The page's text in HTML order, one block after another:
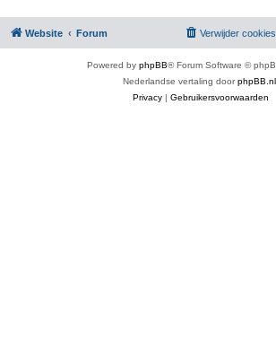
Website Forum Verwijder cookies
Powered by phpBB® Forum Software ©
Nederlandse vertaling doorphpBB.nl
Privacy | Gebruikersvoorwaarden